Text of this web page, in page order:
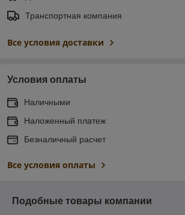
Транспортная компания
Все условия доставки
Условия оплаты
Наличными
Наложенный платеж
Безналичный расчет
Все условия оплаты
Подобные товары компании